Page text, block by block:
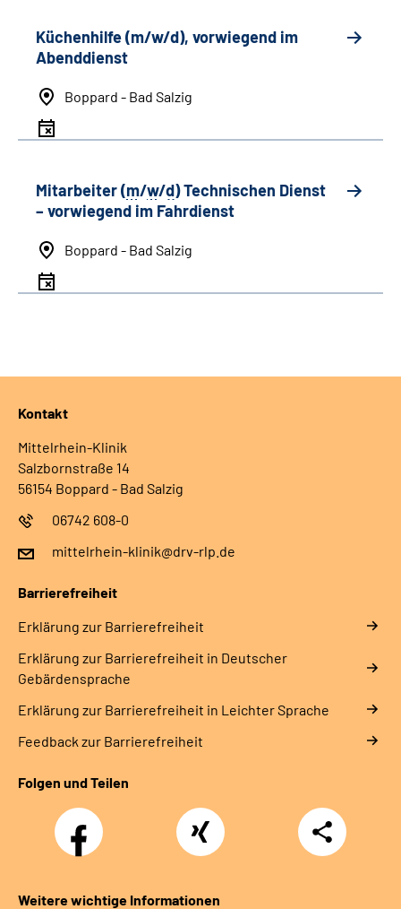
Küchenhilfe (m/w/d), vorwiegend im
Abenddienst
Boppard - Bad Salzig
Mitarbeiter (m/w/d) Technischen Dienst
– vorwiegend im Fahrdienst
Boppard - Bad Salzig
Kontakt
Mittelrhein-Klinik
Salzbornstraße 14
56154 Boppard - Bad Salzig
06742 608-0
mittelrhein-klinik@drv-rlp.de
Barrierefreiheit
Erklärung zur Barrierefreiheit
Erklärung zur Barrierefreiheit in Deutscher
Gebärdensprache
Erklärung zur Barrierefreiheit in Leichter Sprache
Feedback zur Barrierefreiheit
Folgen und Teilen
Facebook Xing
Teilen
Weitere wichtige Informationen